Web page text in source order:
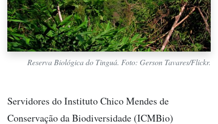
Reserva Biológica do Tinguá. Foto: Gerson Tavares/Flickr.
Servidores do Instituto Chico Mendes de
Conservação da Biodiversidade (ICMBio)